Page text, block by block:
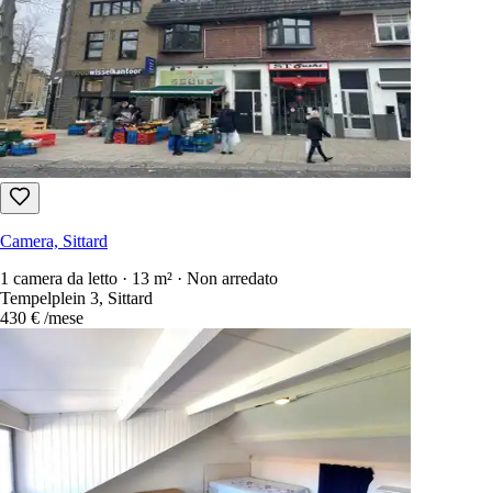
Camera, Sittard
1 camera da letto · 13 m² · Non arredato
Tempelplein 3, Sittard
430 € /mese